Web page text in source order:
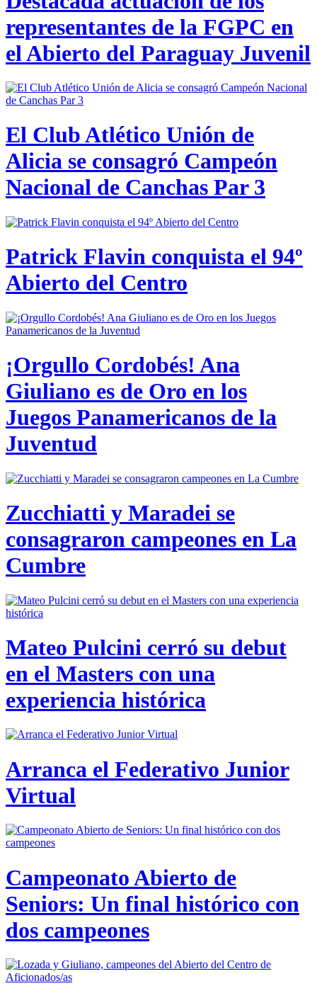
representantes de la FGPC en
el Abierto del Paraguay Juvenil
El Club Atlético Unión de
Alicia se consagró Campeón
Nacional de Canchas Par 3
Patrick Flavin conquista el 94º
Abierto del Centro
¡Orgullo Cordobés! Ana
Giuliano es de Oro en los
Juegos Panamericanos de la
Juventud
Zucchiatti y Maradei se
consagraron campeones en La
Cumbre
Mateo Pulcini cerró su debut
en el Masters con una
experiencia histórica
Arranca el Federativo Junior
Virtual
Campeonato Abierto de
Seniors: Un final histórico con
dos campeones